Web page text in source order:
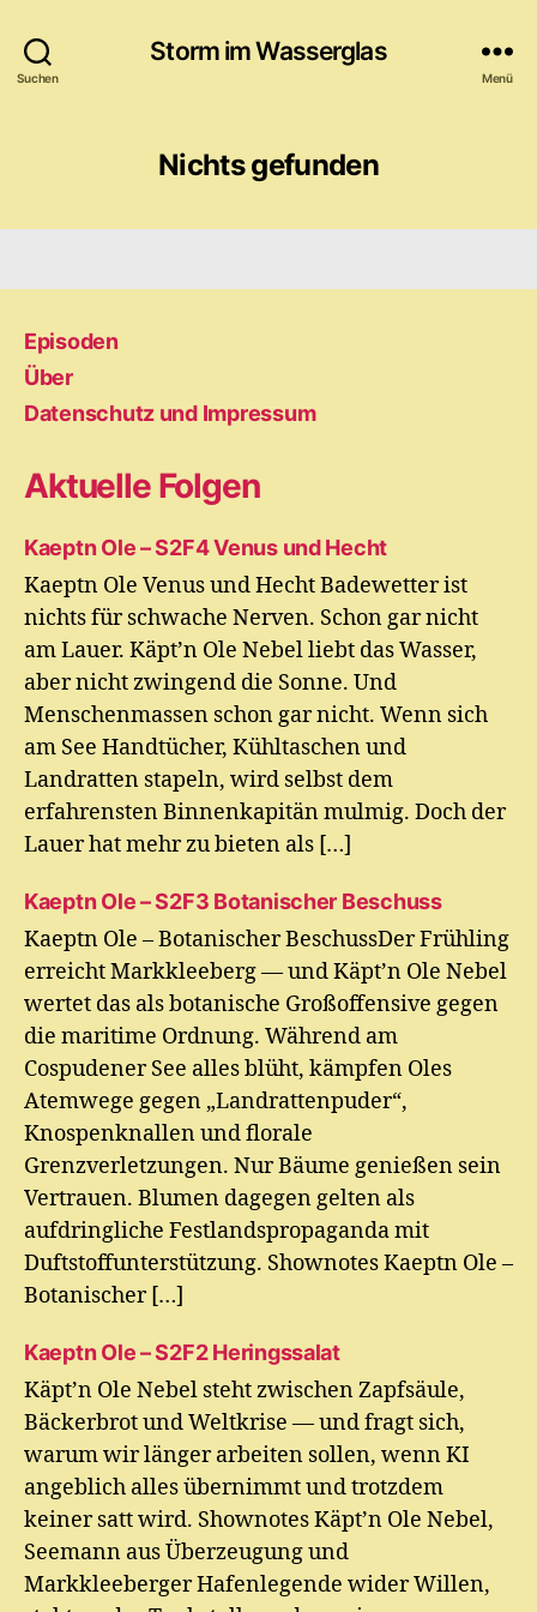
Suchen
Storm im Wasserglas
Menü
Nichts gefunden
Episoden
Über
Datenschutz und Impressum
Aktuelle Folgen
Kaeptn Ole – S2F4 Venus und Hecht
Kaeptn Ole Venus und Hecht Badewetter ist
nichts für schwache Nerven. Schon gar nicht
am Lauer. Käpt’n Ole Nebel liebt das Wasser,
aber nicht zwingend die Sonne. Und
Menschenmassen schon gar nicht. Wenn sich
am See Handtücher, Kühltaschen und
Landratten stapeln, wird selbst dem
erfahrensten Binnenkapitän mulmig. Doch der
Lauer hat mehr zu bieten als […]
Kaeptn Ole – S2F3 Botanischer Beschuss
Kaeptn Ole – Botanischer BeschussDer Frühling
erreicht Markkleeberg — und Käpt’n Ole Nebel
wertet das als botanische Großoffensive gegen
die maritime Ordnung. Während am
Cospudener See alles blüht, kämpfen Oles
Atemwege gegen „Landrattenpuder“,
Knospenknallen und florale
Grenzverletzungen. Nur Bäume genießen sein
Vertrauen. Blumen dagegen gelten als
aufdringliche Festlandspropaganda mit
Duftstoffunterstützung. Shownotes Kaeptn Ole –
Botanischer […]
Kaeptn Ole – S2F2 Heringssalat
Käpt’n Ole Nebel steht zwischen Zapfsäule,
Bäckerbrot und Weltkrise — und fragt sich,
warum wir länger arbeiten sollen, wenn KI
angeblich alles übernimmt und trotzdem
keiner satt wird. Shownotes Käpt’n Ole Nebel,
Seemann aus Überzeugung und
Markkleeberger Hafenlegende wider Willen,